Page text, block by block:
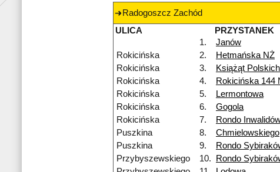
Radogoszcz Zachód
ULICA
PRZYSTANEK
1.
Janów
Rokicińska
2. Hetmańska NŻ
Rokicińska
3. Książąt
Rokicińska
4. Rokicińska 144
Rokicińska
5. Lermontowa
Rokicińska
6. Gogola
Rokicińska
7. Rondo
Puszkina
8. Chmielowskiego
Puszkina
9. Rondo
Przybyszewskiego
10. Rondo